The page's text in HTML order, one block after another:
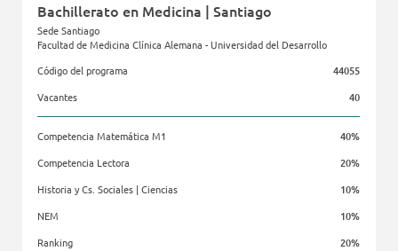
Bachillerato en Medicina | Santiago
Sede Santiago
Facultad de Medicina Clínica Alemana - Universidad del Desarrollo
Código del programa
44055
Vacantes 40
Competencia Matemática M1 40%
Competencia Lectora 20%
Historia y Cs. Sociales | Ciencias 10%
NEM 10%
Ranking 20%